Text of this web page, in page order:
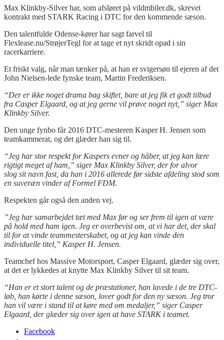
Max Klinkby-Silver har, som afsløret på vildmbiler.dk, skrevet
kontrakt med STARK Racing i DTC for den kommende sæson.
Den talentfulde Odense-kører har sagt farvel til
Flexlease.nu/StrøjerTegl for at tage et nyt skridt opad i sin
racerkarriere.
Et friskt valg, når man tænker på, at han er svigersøn til ejeren af det
John Nielsen-lede fynske team, Martin Frederiksen.
“Der er ikke noget drama bag skiftet, bare at jeg fik et godt tilbud
fra Casper Elgaard, og at jeg gerne vil prøve noget nyt,” siger Max
Klinkby Silver.
Den unge fynbo får 2016 DTC-mesteren Kasper H. Jensen som
teamkammerat, og det glæder han sig til.
“Jeg har stor respekt for Kaspers evner og håber, at jeg kan lære
rigtigt meget af ham,” siger Max Klinkby Silver, der for alvor
slog sit navn fast, da han i 2016 allerede før sidste afdeling stod som
en suveræn vinder af Formel FDM.
Respekten går også den anden vej.
”Jeg har samarbejdet tæt med Max før og ser frem til igen at være
på hold med ham igen. Jeg er overbevist om, at vi har det, der skal
til for at vinde teammesterskabet, og at jeg kan vinde den
individuelle titel,” Kasper H. Jensen.
Teamchef hos Massive Motorsport, Casper Elgaard, glæder sig over,
at det er lykkedes at knytte Max Klinkby Silver til sit team.
“Han er et stort talent og de præstationer, han lavede i de tre DTC-
løb, han kørte i denne sæson, lover godt for den ny sæson. Jeg tror
han vil være i stand til at køre med om medaljer,” siger Casper
Elgaard, der glæder sig over igen at have STARK i teamet.
Facebook